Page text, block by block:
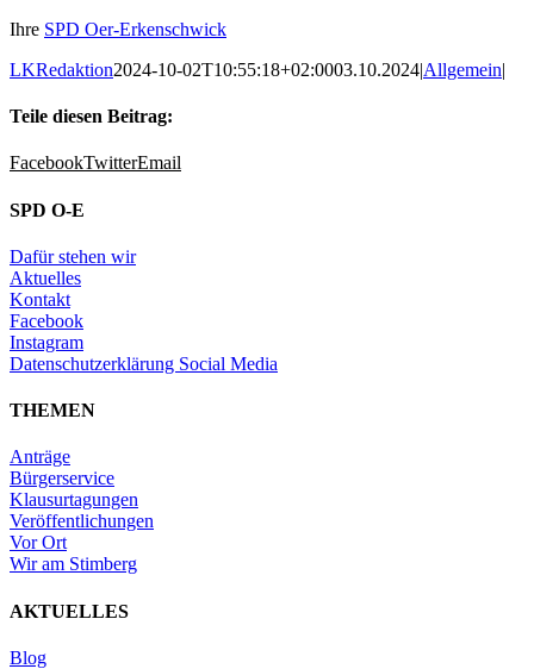
Ihre SPD Oer-Erkenschwick
LKRedaktion2024-10-02T10:55:18+02:0003.10.2024|Allgemein|
Teile diesen Beitrag:
FacebookTwitterEmail
SPD O-E
Dafür stehen wir
Aktuelles
Kontakt
Facebook
Instagram
Datenschutzerklärung Social Media
THEMEN
Anträge
Bürgerservice
Klausurtagungen
Veröffentlichungen
Vor Ort
Wir am Stimberg
AKTUELLES
Blog